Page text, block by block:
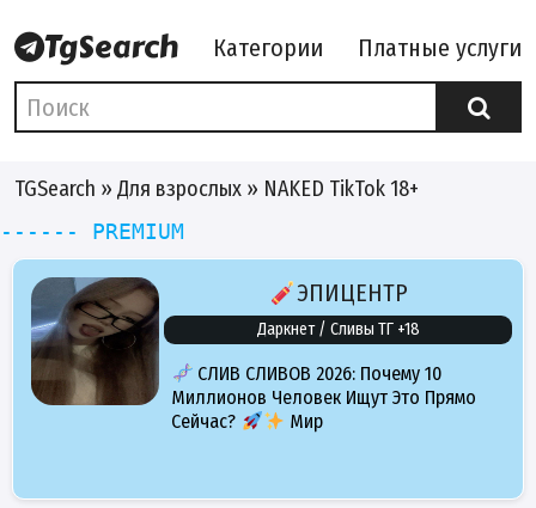
Категории Платные услуги
TGSearch » Для взрослых » NAKED TikTok 18+
------ PREMIUM
ЭПИЦЕНТР
Даркнет / Сливы ТГ +18
СЛИВ СЛИВОВ 2026: Почему 10
Миллионов Человек Ищут Это Прямо
Сейчас?
Мир